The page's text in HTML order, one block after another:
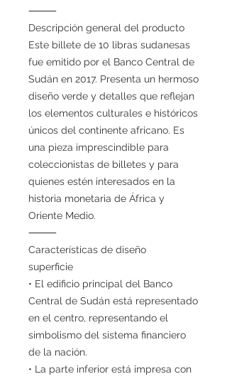
⸻
Descripción general del producto
Este billete de 10 libras sudanesas
fue emitido por el Banco Central de
Sudán en 2017. Presenta un hermoso
diseño verde y detalles que reflejan
los elementos culturales e históricos
únicos del continente africano. Es
una pieza imprescindible para
coleccionistas de billetes y para
quienes estén interesados en la
historia monetaria de África y
Oriente Medio.
⸻
Características de diseño
superficie
• El edificio principal del Banco
Central de Sudán está representado
en el centro, representando el
simbolismo del sistema financiero
de la nación.
• La parte inferior está impresa con